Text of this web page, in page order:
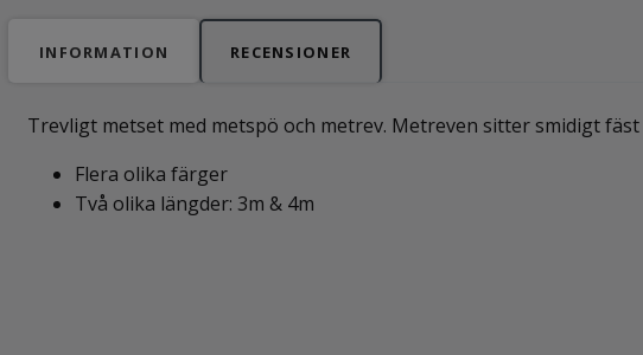
INFORMATION RECENSIONER
Trevligt metset med metspö och metrev. Metreven sitter smidigt
Flera olika färger
Två olika längder: 3m & 4m